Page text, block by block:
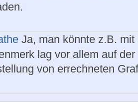
Ja, man könnte z.B. mit
lag vor allem auf
von errechneten